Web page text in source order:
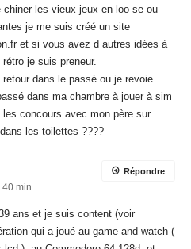
chiner les vieux jeux en loo se ou
je me suis créé un site
et si vous avez d autres idées à
je suis preneur.
dans le passé ou je revoie
dans ma chambre à jouer à sim
concours avec mon père sur
les toilettes ????
min
ans et je suis content (voir
qui a joué au game and watch (
Répondre